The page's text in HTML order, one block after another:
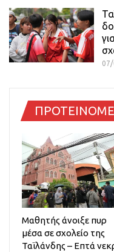
Μαθητής άνοιξε πυρ
μέσα σε σχολείο της
Ταϊλάνδης – Επτά